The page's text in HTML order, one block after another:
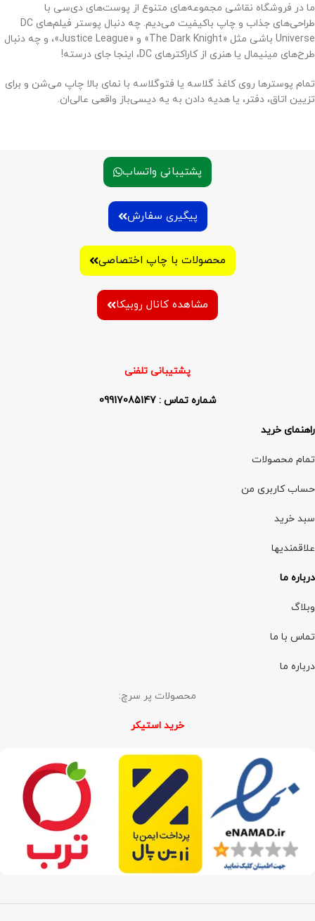
ما در فروشگاه نقاشی مجموعه‌های متنوع از پوست‌های دی‌سی با
طراحی‌های جذاب و چاپ باکیفیت می‌دیم. چه دنبال پوستر فیلم‌های DC
Universe باشی مثل «The Dark Knight» و «Justice League»، و چه دنبال
طرح‌های مینیمال یا هنری از کاراکترهای DC، اینجا جای درسته!
تمام پوسترها روی کاغذ گلاسه یا فتوگلاسه با نمای بالا چاپ می‌شن و برای
تزیین اتاق، دفتر، یا هدیه دادن به یه دیسی‌باز واقعی عالی‌ان.
پشتیبانی واتساب
پیگیری سفارش
محصولات با چاپ اختصاصی
مشاهده کانال روبیکا
پشتیبانی تلفنی
شماره تماس : 09917085147
راهنمای خرید
تمام محصولات
حساب کاربری من
سبد خرید
علاقمندیها
درباره ما
وبلاگ
تماس با ما
درباره ما
محصولات پر سرچ:
خرید استیکر